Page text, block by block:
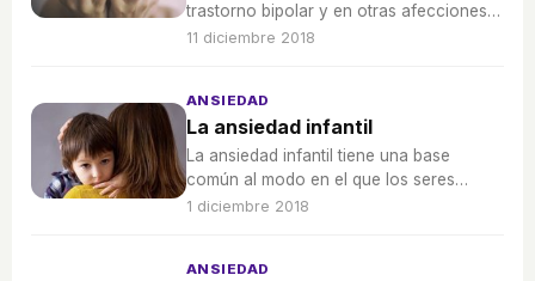
trastorno bipolar y en otras afecciones,
pero, ¿en qué consiste exactamente?
11 diciembre 2018
ANSIEDAD
La ansiedad infantil
La ansiedad infantil tiene una base
común al modo en el que los seres
humanos experimentan este trastorno.
1 diciembre 2018
ANSIEDAD